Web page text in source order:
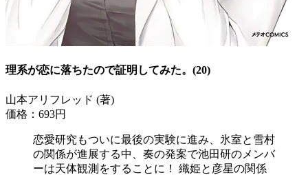
理系が恋に落ちたので証明してみた。(20)
山本アリフレッド (著)
価格：693円
恋愛研究もついに最後の実験に進み、氷室と雪村
の関係が進展する中、奏の発案で池田研のメンバ
ーは天体観測をすることに！ 織姫と彦星の関係